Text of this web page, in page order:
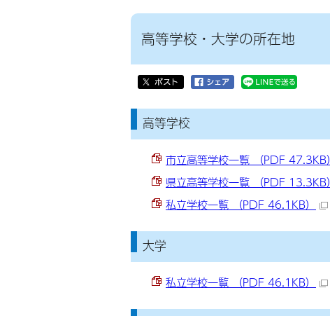
高等学校・大学の所在地
高等学校
市立高等学校一覧 （PDF 47.3KB）
県立高等学校一覧 （PDF 13.3KB）
私立学校一覧 （PDF 46.1KB）
大学
私立学校一覧 （PDF 46.1KB）